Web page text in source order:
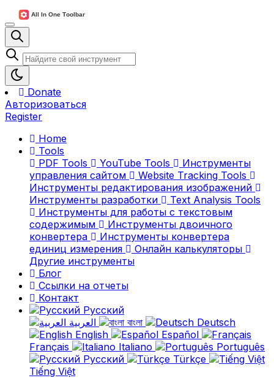
Donate
Авторизоваться
Register
Home
Tools
PDF Tools
YouTube Tools
Инструменты
управления сайтом
Website Tracking Tools
Инструменты редактирования изображений
Инструменты разработки
Text Analysis Tools
Инструменты для работы с текстовым
содержимым
Инструменты двоичного
конвертера
Инструменты конвертера
единиц измерения
Онлайн калькуляторы
Другие инструменты
Блог
Ссылки на отчеты
Контакт
Русский
বাংলা
Deutsch
English
Español
Français
Italiano
Português
Русский
Türkçe
Tiếng Việt